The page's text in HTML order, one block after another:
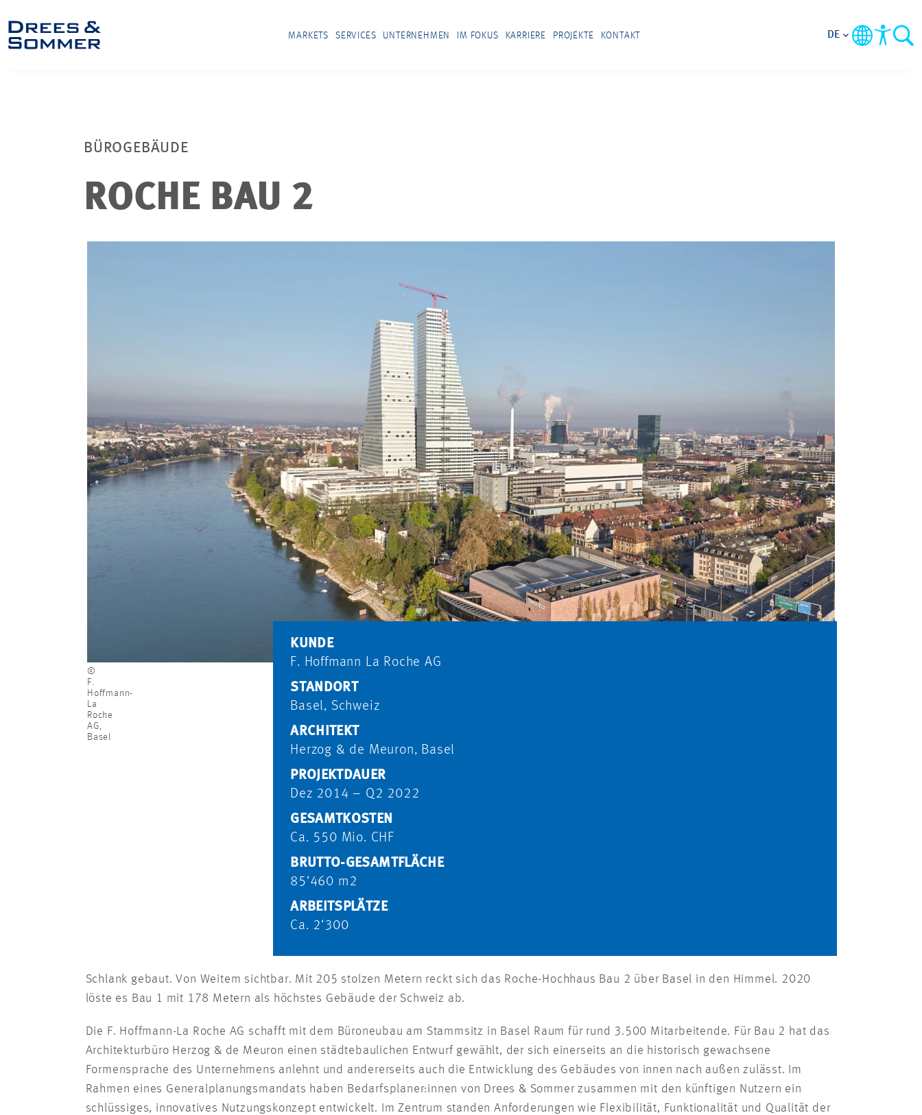
MARKETS SERVICES UNTERNEHMEN IM FOKUS KARRIERE PROJEKTE KONTAKT DE
BÜROGEBÄUDE
ROCHE BAU 2
©
F.
Hoffmann-
La
Roche
AG,
Basel
KUNDE
F. Hoffmann La Roche AG
STANDORT
Basel, Schweiz
ARCHITEKT
Herzog & de Meuron, Basel
PROJEKTDAUER
Dez 2014 – Q2 2022
GESAMTKOSTEN
Ca. 550 Mio. CHF
BRUTTO-GESAMTFLÄCHE
85‘460 m2
ARBEITSPLÄTZE
Ca. 2‘300
Schlank gebaut. Von Weitem sichtbar. Mit 205 stolzen Metern reckt sich das Roche-Hochhaus Bau 2 über Basel in den Himmel. 2020
löste es Bau 1 mit 178 Metern als höchstes Gebäude der Schweiz ab.
Die F. Hoffmann-La Roche AG schafft mit dem Büroneubau am Stammsitz in Basel Raum für rund 3.500 Mitarbeitende. Für Bau 2 hat das
Architekturbüro Herzog & de Meuron einen städtebaulichen Entwurf gewählt, der sich einerseits an die historisch gewachsene
Formensprache des Unternehmens anlehnt und andererseits auch die Entwicklung des Gebäudes von innen nach außen zulässt. Im
Rahmen eines Generalplanungsmandats haben Bedarfsplaner:innen von Drees & Sommer zusammen mit den künftigen Nutzern ein
schlüssiges, innovatives Nutzungskonzept entwickelt. Im Zentrum standen Anforderungen wie Flexibilität, Funktionalität und Qualität der